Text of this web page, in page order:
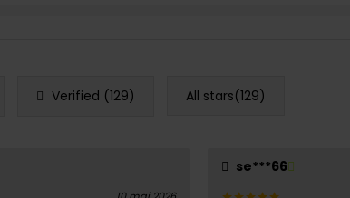
Verified (129) All stars(129)
se***66